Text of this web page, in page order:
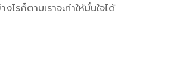
รก็ตามเราจะทำให้มั่นใจได้